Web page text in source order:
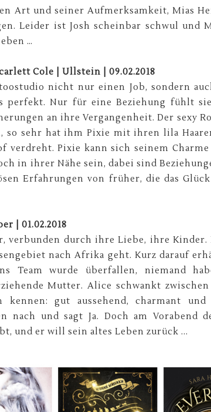
Art und seiner Aufmerksamkeit, Mias
Leider ist Josh scheinbar schwul und
…
Cole | Ullstein | 09.02.2018
nicht nur einen Job, sondern
perfekt. Nur für eine Beziehung fühlt
an ihre Vergangenheit. Der sexy
so sehr hat ihm Pixie mit ihren lila
verdreht. Pixie kann sich seinem
in ihrer Nähe sein, dabei sind
Erfahrungen von früher, die das
| 01.02.2018
verbunden durch ihre Liebe, ihre Kinder.
nach Afrika geht. Kurz darauf
Team wurde überfallen, niemand
Mutter. Alice schwankt zwischen
gut aussehend, charmant und
nach und sagt Ja. Doch am Vorabend
und er will sein altes Leben zurück ...